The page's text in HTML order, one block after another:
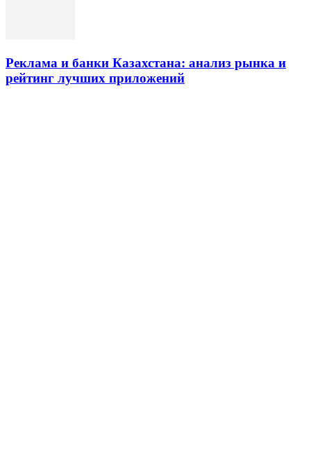
Реклама и банки Казахстана: анализ рынка и
рейтинг лучших приложений